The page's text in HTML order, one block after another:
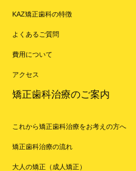
KAZ矯正歯科の特徴
よくあるご質問
費用について
アクセス
矯正歯科治療のご案内
これから矯正歯科治療をお考えの方へ
矯正歯科治療の流れ
大人の矯正（成人矯正）